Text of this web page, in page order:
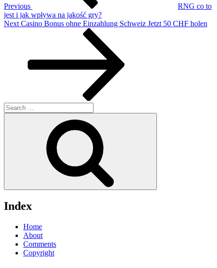
Previous
RNG co to
jest i jak wpływa na jakość gry?
Next
Next Casino Bonus ohne Einzahlung Schweiz Jetzt 50 CHF holen
Search
for:
Index
Home
About
Comments
Copyright